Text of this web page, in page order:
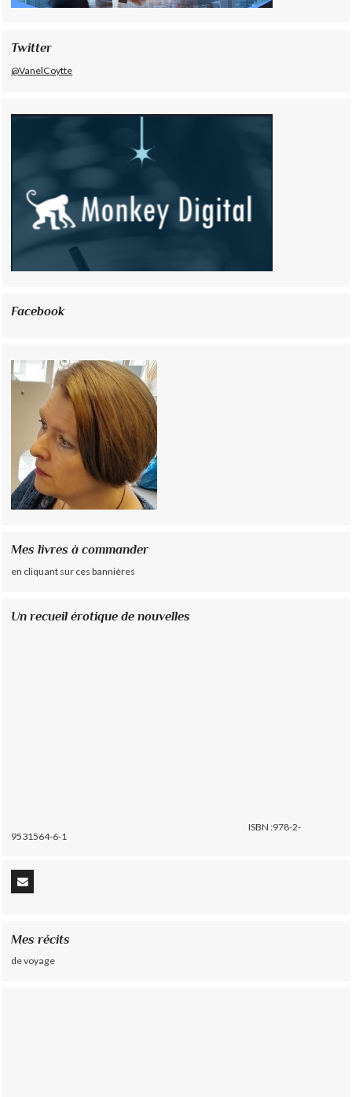
Twitter
@VanelCoytte
Facebook
Mes livres à commander
en cliquant sur ces bannières
Un recueil érotique de nouvelles
ISBN :978-2-
9531564-6-1
Mes récits
de voyage